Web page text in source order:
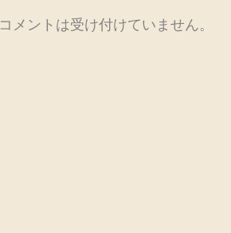
コメントは受け付けていません。